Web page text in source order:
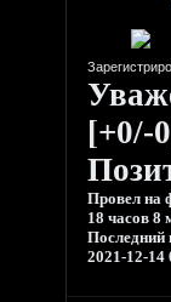
[+0/-
Провел на
18 часов 8
Последний
2021-12-14